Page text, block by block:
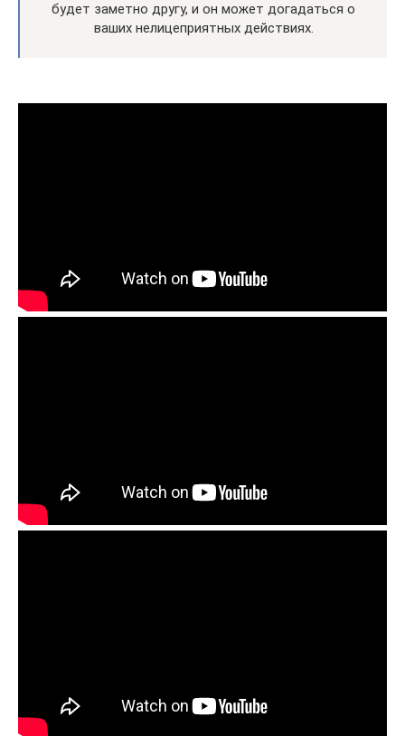
будет заметно другу, и он может догадаться о
ваших нелицеприятных действиях.